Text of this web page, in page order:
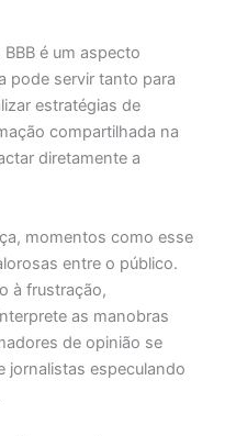
é um aspecto
pode servir tanto para
estratégias de
compartilhada na
diretamente a
momentos como esse
entre o público.
à frustração,
as manobras
de opinião se
jornalistas especulando